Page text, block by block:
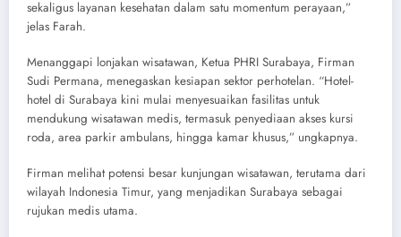
sekaligus layanan kesehatan dalam satu momentum perayaan,”
jelas Farah.
​Menanggapi lonjakan wisatawan, Ketua PHRI Surabaya, Firman
Sudi Permana, menegaskan kesiapan sektor perhotelan. “Hotel-
hotel di Surabaya kini mulai menyesuaikan fasilitas untuk
mendukung wisatawan medis, termasuk penyediaan akses kursi
roda, area parkir ambulans, hingga kamar khusus,” ungkapnya.
​Firman melihat potensi besar kunjungan wisatawan, terutama dari
wilayah Indonesia Timur, yang menjadikan Surabaya sebagai
rujukan medis utama.